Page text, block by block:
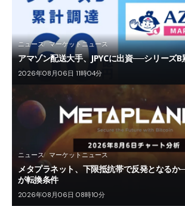
ニュース マーケットニュース
アマゾン配送大手、JPYCに出資──シリーズ
2026年08月06日 11時04分
ニュース マーケットニュース
メタプラネット、下限抵抗帯で反発となる
が転換条件
2026年08月06日 08時10分